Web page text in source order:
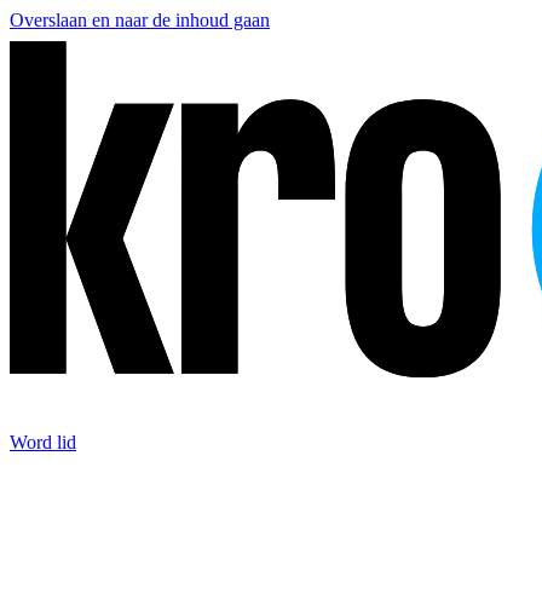
Overslaan en naar de inhoud gaan
Word lid